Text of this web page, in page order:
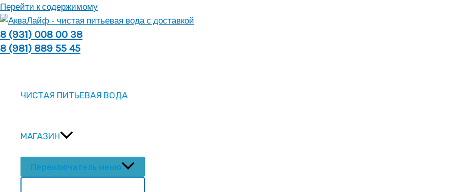
Перейти к содержимому
8 (931) 008 00 38
8 (981) 889 55 45
ЧИСТАЯ ПИТЬЕВАЯ ВОДА
МАГАЗИН
Переключатель меню